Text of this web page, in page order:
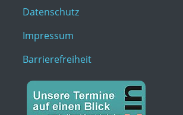
Datenschutz
Impressum
Barrierefreiheit